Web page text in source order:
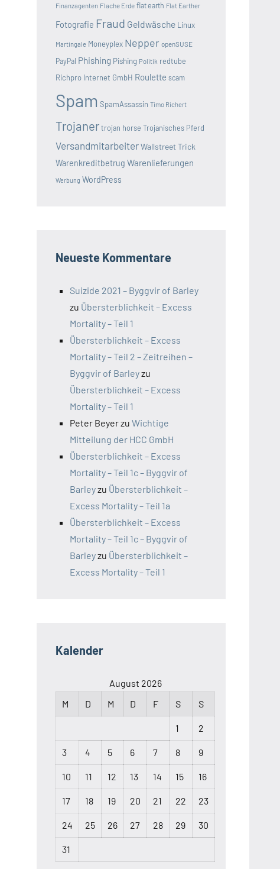
Finanzagenten Flache Erde flat earth Flat Earther
Fotografie Fraud Geldwäsche Linux
Martingale Moneyplex Nepper openSUSE
PayPal Phishing Pishing Politik redtube
Richpro Internet GmbH Roulette scam
Spam SpamAssassin Timo Richert
Trojanertrojan horse Trojanisches Pferd
VersandmitarbeiterWallstreet Trick
Warenkreditbetrug Warenlieferungen
Werbung WordPress
Neueste Kommentare
Suizide 2021 – Byggvir of Barley
zu Übersterblichkeit – Excess
Mortality – Teil 1
Übersterblichkeit – Excess
Mortality – Teil 2 – Zeitreihen –
Byggvir of Barleyzu
Übersterblichkeit – Excess
Mortality – Teil 1
Peter Beyerzu Wichtige
Mitteilung der HCC GmbH
Übersterblichkeit – Excess
Mortality – Teil 1c – Byggvir of
Barleyzu Übersterblichkeit –
Excess Mortality – Teil 1a
Übersterblichkeit – Excess
Mortality – Teil 1c – Byggvir of
Barleyzu Übersterblichkeit –
Excess Mortality – Teil 1
Kalender
August 2026
M
D M D F S S
1 2
3 4 5 6 7 8 9
10 11 12 13 14 15 16
17 18 19 20 21 22 23
24 25 26 27 28 29 30
31